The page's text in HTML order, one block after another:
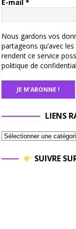
E-mail *
Nous gardons vos
partageons qu’avec
rendent ce service
politique de
LIENS
SUIVRE